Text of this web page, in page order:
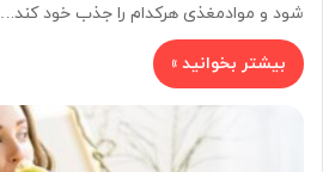
شود و موادمغذی هرکدام را جذب خود
بیشتر بخوانید »